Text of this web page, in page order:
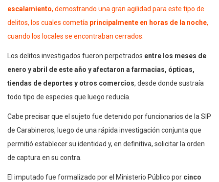
escalamiento, demostrando una gran agilidad para este tipo de
delitos, los cuales cometía principalmente en horas de la noche,
cuando los locales se encontraban cerrados.
Los delitos investigados fueron perpetrados entre los meses de
enero y abril de este año y afectaron a farmacias, ópticas,
tiendas de deportes y otros comercios, desde donde sustraía
todo tipo de especies que luego reducía.
Cabe precisar que el sujeto fue detenido por funcionarios de la SIP
de Carabineros, luego de una rápida investigación conjunta que
permitió establecer su identidad y, en definitiva, solicitar la orden
de captura en su contra.
El imputado fue formalizado por el Ministerio Público por cinco